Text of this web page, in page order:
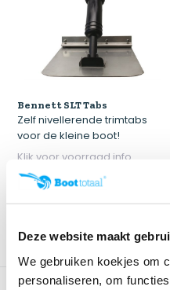
Deze website maakt
We gebruiken koekjes om
personaliseren, om
Bennett SLT Tabs
Zelf nivellerende trimtabs
voor de kleine boot!
Klik voor voorraad info
€ 349,-